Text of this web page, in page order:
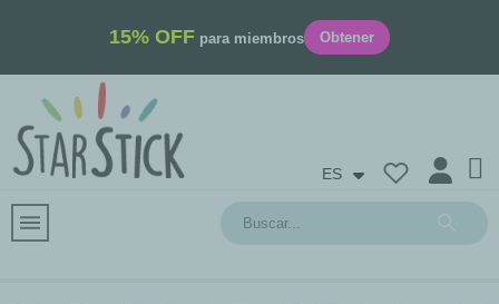
15% OFF para miembros Obtener
ES